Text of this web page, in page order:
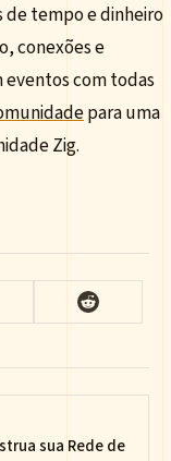
de tempo e dinheiro
conexões e
com todas
para uma
Zig.
sua Rede de